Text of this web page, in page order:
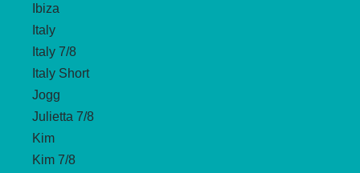
Ibiza
Italy
Italy 7/8
Italy Short
Jogg
Julietta 7/8
Kim
Kim 7/8